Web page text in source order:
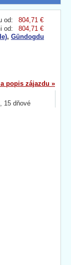
od:
804,71 €
od:
804,71 €
, Gündogdu
popis zájazdu »
15 dňové